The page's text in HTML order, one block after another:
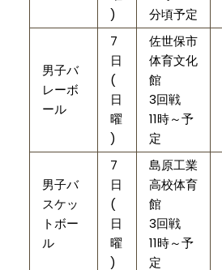
)
分頃予定
男子バ
レーボ
ール
7
日
(
日
曜
)
佐世保市
体育文化
館
3回戦
11時～予
定
男子バ
スケッ
トボー
ル
7
日
(
日
曜
)
島原工業
高校体育
館
3回戦
11時～予
定